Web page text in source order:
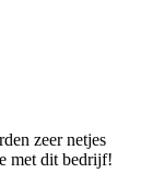
zeer netjes
met dit bedrijf!